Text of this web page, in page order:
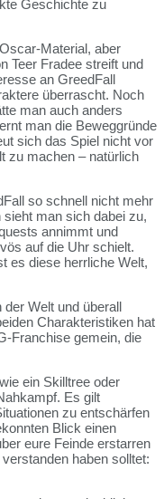
Geschichte zu
Material, aber
Teer Fradee streift und
an GreedFall
überrascht. Noch
man auch anders
man die Beweggründe
sich das Spiel nicht vor
zu machen – natürlich
so schnell nicht mehr
man sich dabei zu,
annimmt und
auf die Uhr schielt.
es diese herrliche Welt,
der Welt und überall
Charakteristiken hat
Franchise gemein, die
ein Skilltree oder
Es gilt
zu entschärfen
Blick einen
eure Feinde erstarren
haben solltet: